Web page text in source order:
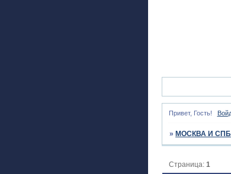
Привет, Гость!
» МОСКВА И СПБ
Страница:1